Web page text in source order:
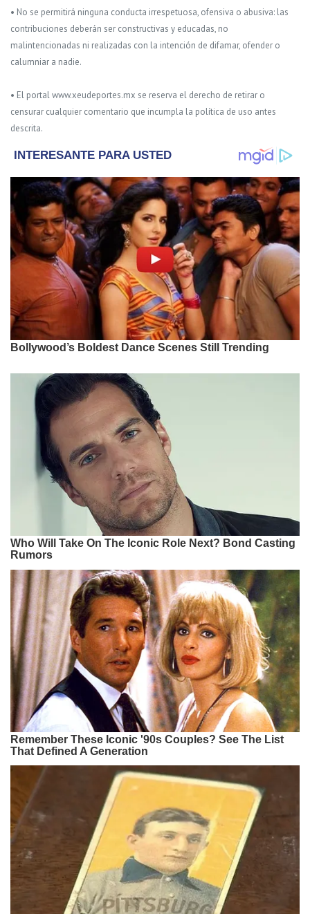
• No se permitirá ninguna conducta irrespetuosa, ofensiva o abusiva: las
contribuciones deberán ser constructivas y educadas, no
malintencionadas ni realizadas con la intención de difamar, ofender o
calumniar a nadie.
• El portal www.xeudeportes.mx se reserva el derecho de retirar o
censurar cualquier comentario que incumpla la política de uso antes
descrita.